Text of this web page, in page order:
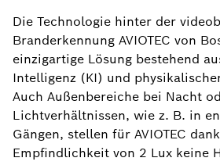
Die Technologie hinter der
Branderkennung AVIOTEC von
einzigartige Lösung bestehend
Intelligenz (KI) und
Auch Außenbereiche bei Nacht
Lichtverhältnissen, wie z. B. in
Gängen, stellen für AVIOTEC
Empfindlichkeit von 2 Lux keine